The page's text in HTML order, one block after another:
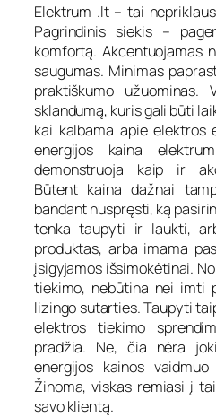
Elektrum .lt – tai
Pagrindinis siekis –
komfortą. Akcentuojamas
saugumas. Minimas
praktiškumo užuominas.
sklandumą, kuris gali būti
kai kalbama apie elektros
energijos kaina
demonstruoja kaip ir
Būtent kaina dažnai
bandant nuspręsti, ką
tenka taupyti ir laukti,
produktas, arba imama
įsigyjamos išsimokėtinai.
tiekimo, nebūtina nei imti
lizingo sutarties. Taupyti
elektros tiekimo
pradžia. Ne, čia nėra
energijos kainos
Žinoma, viskas remiasi į
savo klientą.